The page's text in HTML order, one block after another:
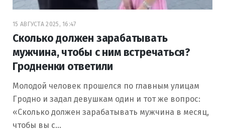
15 АВГУСТА 2025, 16:47
Сколько должен зарабатывать
мужчина, чтобы с ним встречаться?
Гродненки ответили
Молодой человек прошелся по главным улицам
Гродно и задал девушкам один и тот же вопрос:
«Сколько должен зарабатывать мужчина в месяц,
чтобы вы с…